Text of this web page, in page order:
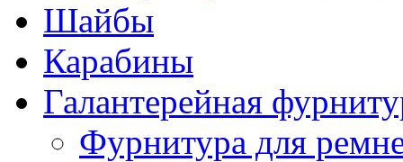
Шайбы
Карабины
Галантерейная
Фурнитура для